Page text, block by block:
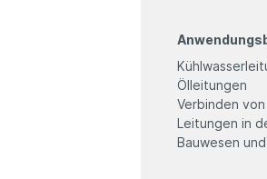
Ölleitungen
Verbinden
Leitungen in
Bauwesen